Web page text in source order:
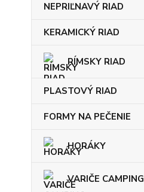
NEPRIĽNAVÝ RIAD
KERAMICKÝ RIAD
RÍMSKY RIAD
PLASTOVÝ RIAD
FORMY NA PEČENIE
HORÁKY
VARIČE CAMPING